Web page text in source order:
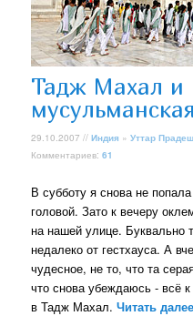
Тадж Махал и
29.10.2007 //Индия »Уттар Прадеш
Комментариев:61
В субботу я снова не
головой. Зато к вечеру
на нашей улице. Буквально
недалеко от гестхауса. А
чудесное, не то, что та
что снова убеждаюсь - всё
в Тадж Махал.Читать